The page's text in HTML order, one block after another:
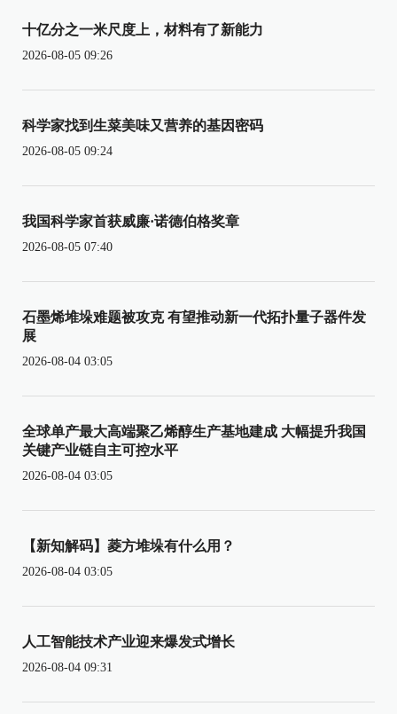
十亿分之一米尺度上，材料有了新能力
2026-08-05 09:26
科学家找到生菜美味又营养的基因密码
2026-08-05 09:24
我国科学家首获威廉·诺德伯格奖章
2026-08-05 07:40
石墨烯堆垛难题被攻克 有望推动新一代拓扑量子器件发
展
2026-08-04 03:05
全球单产最大高端聚乙烯醇生产基地建成 大幅提升我国
关键产业链自主可控水平
2026-08-04 03:05
【新知解码】菱方堆垛有什么用？
2026-08-04 03:05
人工智能技术产业迎来爆发式增长
2026-08-04 09:31